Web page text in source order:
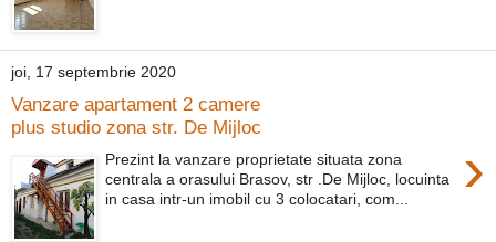
joi, 17 septembrie 2020
Vanzare apartament 2 camere
plus studio zona str. De Mijloc
›
Prezint la vanzare proprietate situata zona
centrala a orasului Brasov, str .De Mijloc, locuinta
in casa intr-un imobil cu 3 colocatari, com...